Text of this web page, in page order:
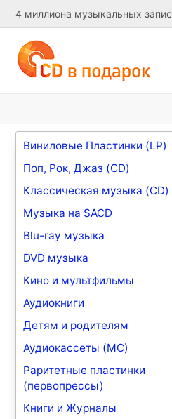
4 миллиона музыкальных
Виниловые Пластинки (LP)
Поп, Рок, Джаз (CD)
Классическая музыка (CD)
Музыка на SACD
Blu-ray музыка
DVD музыка
Кино и мультфильмы
Аудиокниги
Детям и родителям
Аудиокассеты (MC)
Раритетные пластинки
(первопрессы)
Книги и Журналы